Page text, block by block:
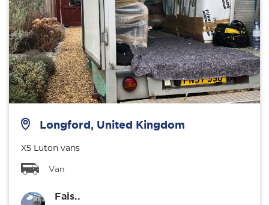
Longford, United Kingdom
X5 Luton vans
Van
Fais..